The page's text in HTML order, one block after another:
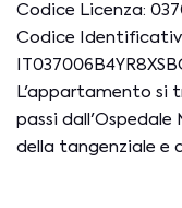
Codice Licenza:
Codice
L'appartamento si
passi dall'Ospedale
della tangenziale e